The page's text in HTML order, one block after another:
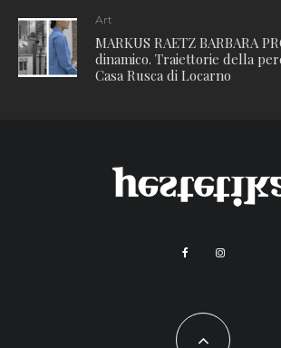
Art
MARKUS RAETZ BARBARA
dinamico. Traiettorie della
Casa Rusca di Locarno